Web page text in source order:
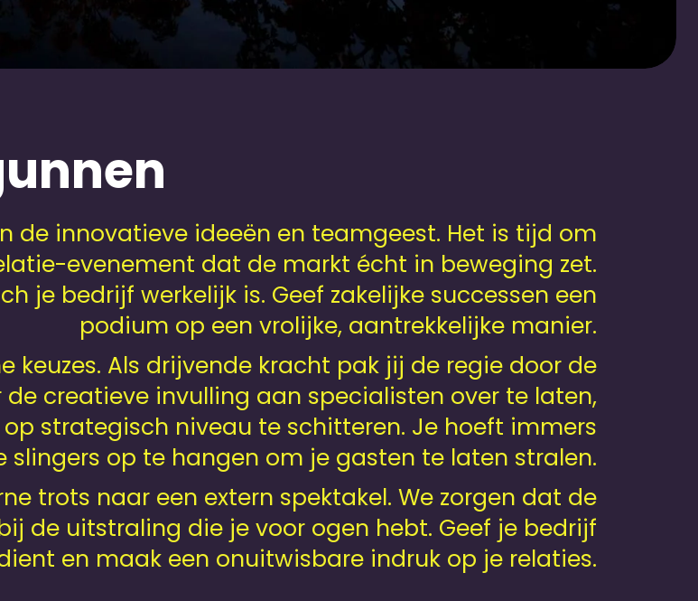
de innovatieve ideeën en teamgeest. Het is tijd om
evenement dat de markt écht in beweging zet.
je bedrijf werkelijk is. Geef zakelijke successen een
podium op een vrolijke, aantrekkelijke manier.
keuzes. Als drijvende kracht pak jij de regie door de
creatieve invulling aan specialisten over te laten,
strategisch niveau te schitteren. Je hoeft immers
slingers op te hangen om je gasten te laten stralen.
trots naar een extern spektakel. We zorgen dat de
de uitstraling die je voor ogen hebt. Geef je bedrijf
en maak een onuitwisbare indruk op je relaties.